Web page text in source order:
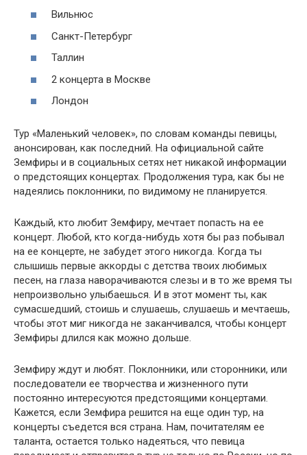
Вильнюс
Санкт-Петербург
Таллин
2 концерта в Москве
Лондон
Тур «Маленький человек», по словам команды певицы,
анонсирован, как последний. На официальной сайте
Земфиры и в социальных сетях нет никакой информации
о предстоящих концертах. Продолжения тура, как бы не
надеялись поклонники, по видимому не планируется.
Каждый, кто любит Земфиру, мечтает попасть на ее
концерт. Любой, кто когда-нибудь хотя бы раз побывал
на ее концерте, не забудет этого никогда. Когда ты
слышишь первые аккорды с детства твоих любимых
песен, на глаза наворачиваются слезы и в то же время ты
непроизвольно улыбаешься. И в этот момент ты, как
сумасшедший, стоишь и слушаешь, слушаешь и мечтаешь,
чтобы этот миг никогда не заканчивался, чтобы концерт
Земфиры длился как можно дольше.
Земфиру ждут и любят. Поклонники, или сторонники, или
последователи ее творчества и жизненного пути
постоянно интересуются предстоящими концертами.
Кажется, если Земфира решится на еще один тур, на
концерты съедется вся страна. Нам, почитателям ее
таланта, остается только надеяться, что певица